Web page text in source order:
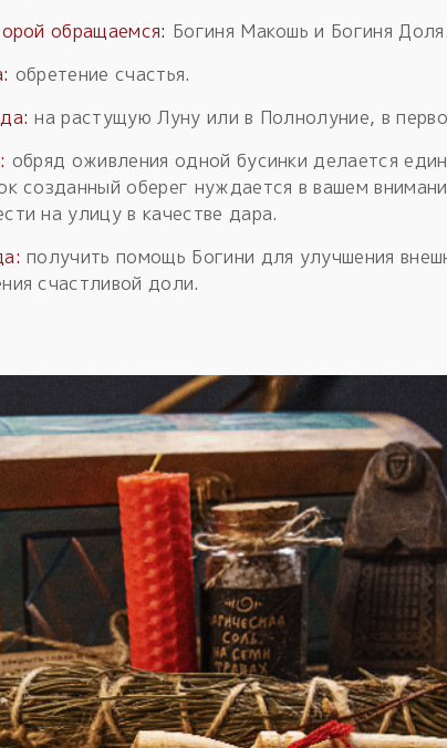
обращаемся: Богиня Макошь и Богиня Доля.
обретение счастья.
на растущую Луну или в Полнолуние, в
обряд оживления одной бусинки делается
созданный оберег нуждается в вашем
на улицу в качестве дара.
получить помощь Богини для улучшения
счастливой доли.